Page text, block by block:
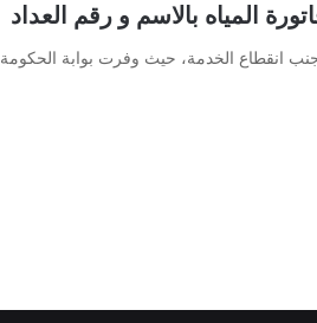
المياه بالاسم و رقم العداد
انقطاع الخدمة، حيث وفرت بوابة الحكومة